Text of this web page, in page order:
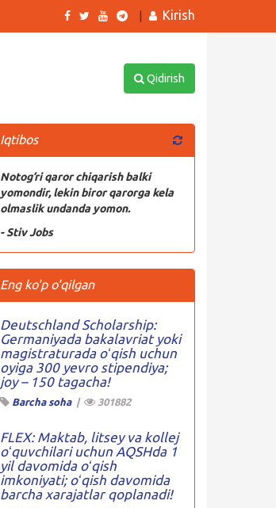
Kirish
Qidirish
Iqtibos
Notog’ri qaror chiqarish balki
yomondir, lekin biror qarorga kela
olmaslik undanda yomon.
- Stiv Jobs
Eng ko'p o'qilgan
Deutschland Scholarship:
Germaniyada bakalavriat yoki
magistraturada oʻqish uchun
oyiga 300 yevro stipendiya;
joy – 150 tagacha!
Barcha soha| 301882
FLEX: Maktab, litsey va kollej
oʻquvchilari uchun AQSHda 1
yil davomida oʻqish
imkoniyati; oʻqish davomida
barcha xarajatlar qoplanadi!